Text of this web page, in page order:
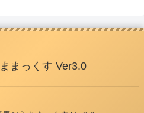
まっくす Ver3.0